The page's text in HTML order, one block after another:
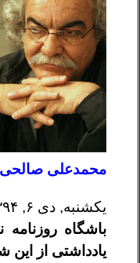
محمدعلی صالحی
یکشنبه, دی ۶, ۱۳۹۴, ۱۳:۱۹ اخبار مسجدسلیمان, تازه‌ها, خبرها, فرهنگی۱۲۴
باشگاه
یادداشتی از